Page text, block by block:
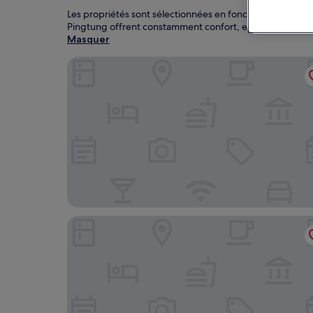
Les propriétés sont sélectionnées en fonction des avis
Pingtung offrent constamment confort, emplacement
Masquer